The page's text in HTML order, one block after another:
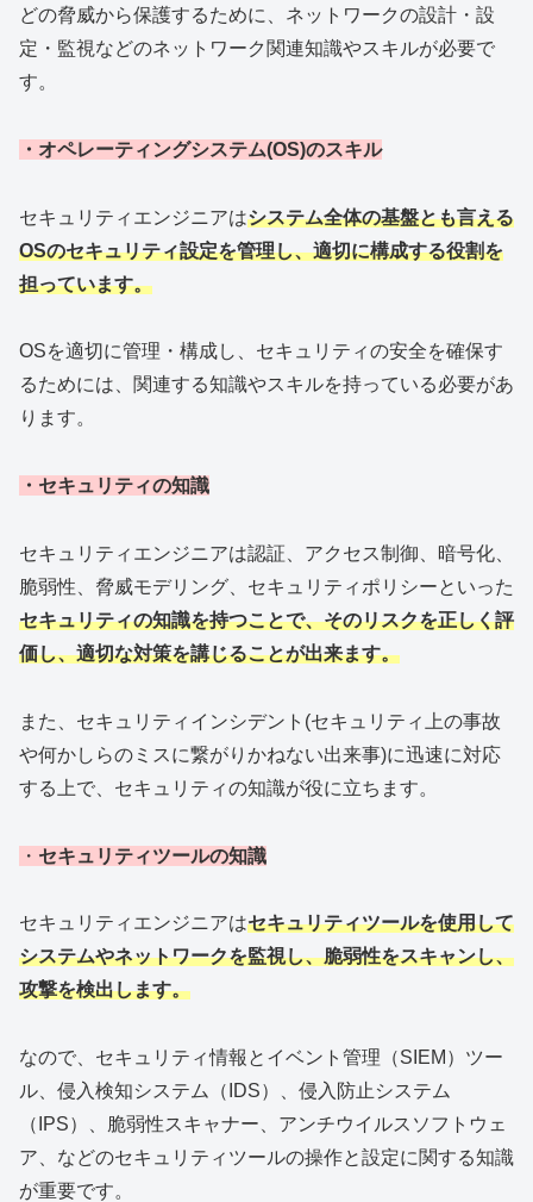
どの脅威から保護するために、ネットワークの設計・設
定・監視などのネットワーク関連知識やスキルが必要で
す。
・オペレーティングシステム(OS)のスキル
セキュリティエンジニアはシステム全体の基盤とも言える
OSのセキュリティ設定を管理し、適切に構成する役割を
担っています。
OSを適切に管理・構成し、セキュリティの安全を確保す
るためには、関連する知識やスキルを持っている必要があ
ります。
・セキュリティの知識
セキュリティエンジニアは認証、アクセス制御、暗号化、
脆弱性、脅威モデリング、セキュリティポリシーといった
セキュリティの知識を持つことで、そのリスクを正しく評
価し、適切な対策を講じることが出来ます。
また、セキュリティインシデント(セキュリティ上の事故
や何かしらのミスに繋がりかねない出来事)に迅速に対応
する上で、セキュリティの知識が役に立ちます。
・ セキュリティツールの知識
セキュリティエンジニアはセキュリティツールを使用して
システムやネットワークを監視し、脆弱性をスキャンし、
攻撃を検出します。
なので、セキュリティ情報とイベント管理（SIEM）ツー
ル、侵入検知システム（IDS）、侵入防止システム
（IPS）、脆弱性スキャナー、アンチウイルスソフトウェ
ア、などのセキュリティツールの操作と設定に関する知識
が重要です。